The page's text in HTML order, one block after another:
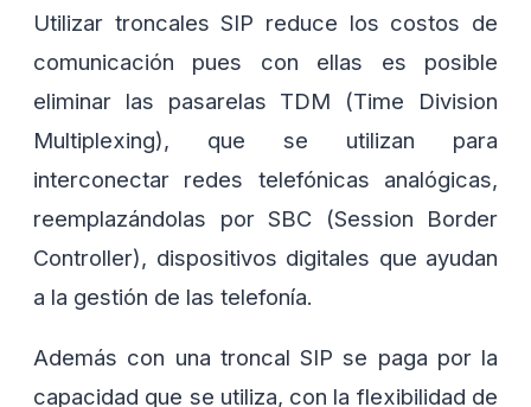
Utilizar troncales SIP reduce los costos de
comunicación pues con ellas es posible
eliminar las pasarelas TDM (Time Division
Multiplexing), que se utilizan para
interconectar redes telefónicas analógicas,
reemplazándolas por SBC (Session Border
Controller), dispositivos digitales que ayudan
a la gestión de las telefonía.
Además con una troncal SIP se paga por la
capacidad que se utiliza, con la flexibilidad de